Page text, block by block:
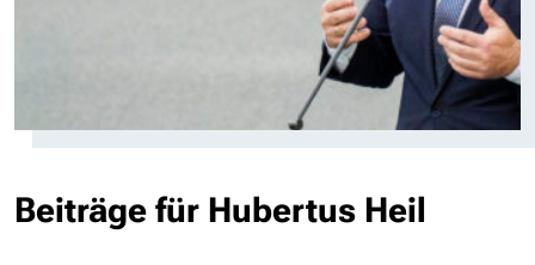
Beiträge für Hubertus Heil